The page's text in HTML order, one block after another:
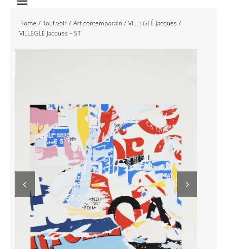
Toggle
Navigation
Accueil
Area revue)s(
Area antic
À propos
Home Tout voir Art contemporain
VILLEGLÉ Jacques
VILLEGLÉ Jacques – ST